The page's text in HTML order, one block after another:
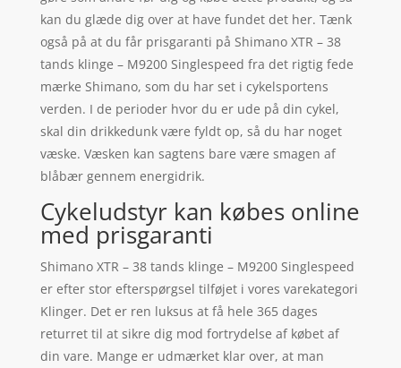
kan du glæde dig over at have fundet det her. Tænk
også på at du får prisgaranti på Shimano XTR – 38
tands klinge – M9200 Singlespeed fra det rigtig fede
mærke Shimano, som du har set i cykelsportens
verden. I de perioder hvor du er ude på din cykel,
skal din drikkedunk være fyldt op, så du har noget
væske. Væsken kan sagtens bare være smagen af
blåbær gennem energidrik.
Cykeludstyr kan købes online
med prisgaranti
Shimano XTR – 38 tands klinge – M9200 Singlespeed
er efter stor efterspørgsel tilføjet i vores varekategori
Klinger. Det er ren luksus at få hele 365 dages
returret til at sikre dig mod fortrydelse af købet af
din vare. Mange er udmærket klar over, at man